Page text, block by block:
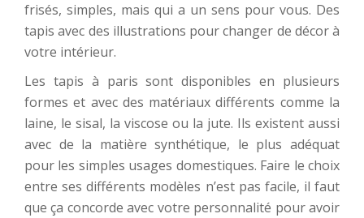
frisés, simples, mais qui a un sens pour vous. Des
tapis avec des illustrations pour changer de décor à
votre intérieur.
Les tapis à paris sont disponibles en plusieurs
formes et avec des matériaux différents comme la
laine, le sisal, la viscose ou la jute. Ils existent aussi
avec de la matière synthétique, le plus adéquat
pour les simples usages domestiques. Faire le choix
entre ses différents modèles n’est pas facile, il faut
que ça concorde avec votre personnalité pour avoir